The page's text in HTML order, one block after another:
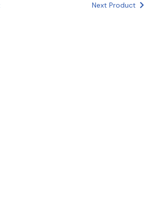
Next Product